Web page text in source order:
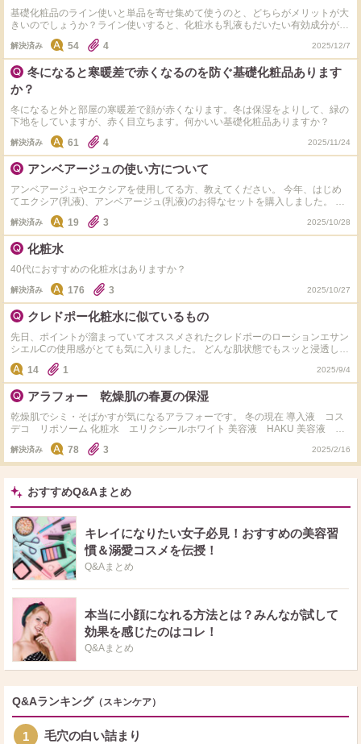
基礎化粧品のライン使いと単品を寄せ集めて使うのと、どちらがメリットが大
きいのでしょうか？ライン使いすると、化粧水も乳液もだいたい有効成分が同
じ（例えば、化粧水にも乳液にもトラネキサム酸が入っているなど）ですよ
ね。でも、単品にすると、例えばトラネキサム酸の化粧水と、4MSKの乳液を
組み合わせるなど、違う成分を組み合わせることができるので、その方が良い
のかな、と思ったりします。それとも、ライン使いにした方が、同じ成分を多
く取ることができて、効果的なのでしょうか？ 何だか、専門的な質問になっ
てしまいましたが、このような内容について、美容系YouTuberが話している
のを聞いたことがある方でも、もしいらしたら、お返事いただけると幸いで
す。
解決済み 54 4 2025/12/7
冬になると寒暖差で赤くなるのを防ぐ基礎化粧品あります
か？
冬になると外と部屋の寒暖差で顔が赤くなります。冬は保湿をよりして、緑の
下地をしていますが、赤く目立ちます。何かいい基礎化粧品ありますか？
解決済み 61 4 2025/11/24
アンベアージュの使い方について
アンベアージュやエクシアを使用してる方、教えてください。 今年、はじめ
てエクシア(乳液)、アンベアージュ(乳液)のお得なセットを購入しました。 洗
顔後、導入美容液など必要でしょうか？ ここ2.3年、コスメデコルテのAQをラ
イン使いしてます。 洗顔後はリポソーム(導入美容液)を使ってから乳液→化粧
水→美容液(ホワイトロジスト)→クリームで終わりにしてます。 もし、使用し
てる方、一緒に使用するとオススメな美容液など教えてください。 また、化
粧水は他のブランドでも効果はあるでしょうか？ よろしくお願い致します。
解決済み 19 3 2025/10/28
化粧水
40代におすすめの化粧水はありますか？
解決済み 176 3 2025/10/27
クレドポー化粧水に似ているもの
先日、ポイントが溜まっていてオススメされたクレドポーのローションエサン
シエルCの使用感がとても気に入りました。 どんな肌状態でもスッと浸透して
くれて美白効果もあるクレドは幼児の子育てで手間をかけられない私にはとて
も良かったのですが、 リピートしようかと思ったタイミングでリニューアル
して値上がりしてしまい... 8000円以下でスッと肌に入っていく美白効果のあ
るオススメの化粧水があったら教えて欲しいです。
14 1 2025/9/4
アラフォー 乾燥肌の春夏の保湿
乾燥肌でシミ・そばかすが気になるアラフォーです。 冬の現在 導入液 コス
デコ リポソーム 化粧水 エリクシールホワイト 美容液 HAKU 美容液 エ
リクシール ザセラム 乳液 エリクシールホワイト クリーム （朝）
KANEBO クリームインデイ（夜）コスデコ リポソーム を使っています。 春
夏に向けて夜のクリームを別の物に変更しようと思っているのですが、夏にク
リームは少し重いのかと気になっています。 乾燥肌の方、夏もナイトクリー
ム使用されていますか？秋冬と変えていること（物）を是非教えていただきた
いです。 また商品名も載せていただけると助かります。 よろしくお願いいた
します。
解決済み 78 3 2025/2/16
おすすめQ&Aまとめ
キレイになりたい女子必見！おすすめの美容習
慣＆溺愛コスメを伝授！
Q&Aまとめ
本当に小顔になれる方法とは？みんなが試して
効果を感じたのはコレ！
Q&Aまとめ
Q&Aランキング （スキンケア）
1 毛穴の白い詰まり